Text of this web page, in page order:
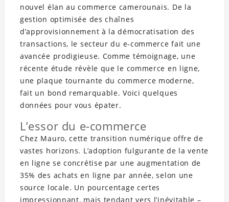
nouvel élan au commerce camerounais. De la
gestion optimisée des chaînes
d’approvisionnement à la démocratisation des
transactions, le secteur du e-commerce fait une
avancée prodigieuse. Comme témoignage, une
récente étude révèle que le commerce en ligne,
une plaque tournante du commerce moderne,
fait un bond remarquable. Voici quelques
données pour vous épater.
L’essor du e-commerce
Chez Mauro, cette transition numérique offre de
vastes horizons. L’adoption fulgurante de la vente
en ligne se concrétise par une augmentation de
35% des achats en ligne par année, selon une
source locale. Un pourcentage certes
impressionnant, mais tendant vers l’inévitable –